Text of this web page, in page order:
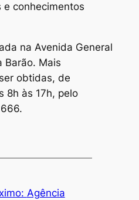
conhecimentos
na Avenida General
Barão. Mais
obtidas, de
8h às 17h, pelo
Agência